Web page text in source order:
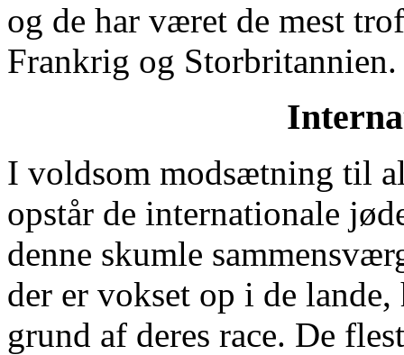
og de har været de mest
Frankrig og Storbritannien.
I voldsom modsætning til
opstår de internationale
denne skumle
der er vokset op i de
grund af deres race. De